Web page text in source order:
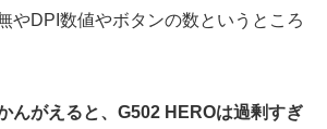
やDPI数値やボタンの数というところ
んがえると、G502 HEROは過剰すぎ